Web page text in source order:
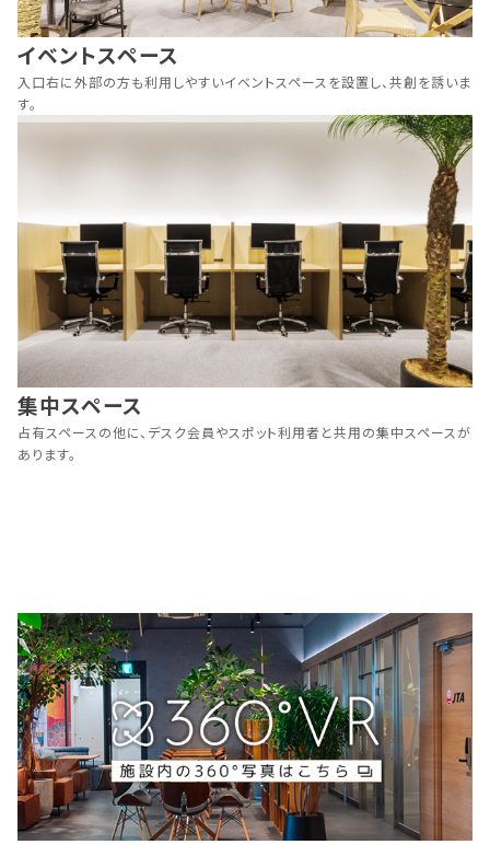
イベントスペース
入口右に外部の方も利用しやすいイベントスペースを設置し、共創を誘いま
す。
集中スペース
占有スペースの他に、デスク会員やスポット利用者と共用の集中スペースが
あります。